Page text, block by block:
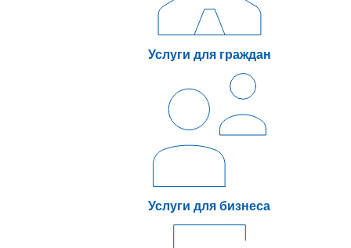
Услуги для граждан
Услуги для бизнеса